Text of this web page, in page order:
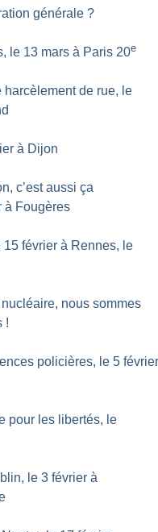
générale ?
le 13 mars à Paris 20e
de rue, le
à Dijon
c’est aussi ça
à Fougères
15 février à Rennes, le
nous sommes
!
policières, le 5
pour les libertés, le
le 3 février à